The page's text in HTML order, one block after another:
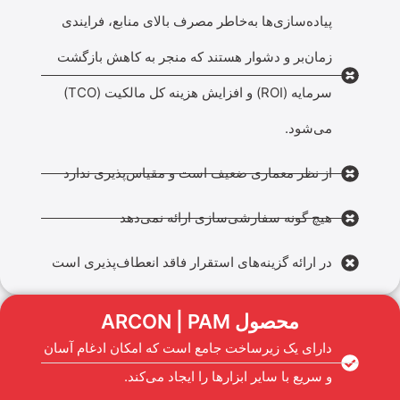
پیاده‌سازی‌ها به‌خاطر مصرف بالای منابع، فرایندی
زمان‌بر و دشوار هستند که منجر به کاهش بازگشت
سرمایه (ROI) و افزایش هزینه کل مالکیت (TCO)
می‌شود.
از نظر معماری ضعیف است و مقیاس‌پذیری ندارد
هیچ گونه سفارشی‌سازی ارائه نمی‌دهد
در ارائه گزینه‌های استقرار فاقد انعطاف‌پذیری است
محصول ARCON | PAM
دارای یک زیرساخت جامع است که امکان ادغام آسان
و سریع با سایر ابزارها را ایجاد می‌کند.